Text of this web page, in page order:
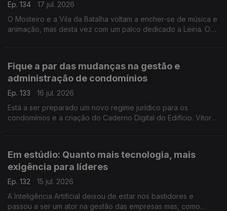
Ep. 134
17 jul. 2026
O Mosteiro e a Vila da Batalha voltam a encher-se de música e
animação, mas desta vez com um palco dedicado a Leiria. O
Fique a par das mudanças na gestão e
administração de condomínios
Ep. 133
16 jul. 2026
Está a ser preparado um novo regime jurídico para os
condomínios e a criação do Caderno Digital do Edifício. Vítor
Em estúdio: Quanto mais tecnologia, mais
exigência para líderes
Ep. 132
15 jul. 2026
A Inteligência Artificial deixou de estar nos bastidores e
passou a ser um ator na gestão das empresas mas, como